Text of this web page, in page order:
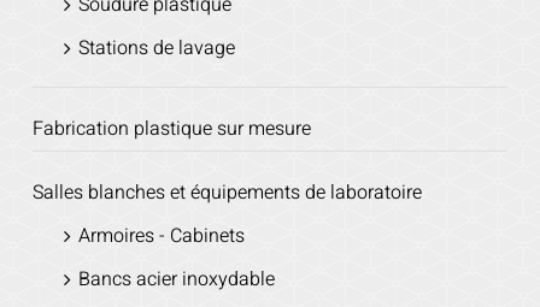
Stations de lavage
Fabrication plastique sur mesure
Salles blanches et équipements de laboratoire
Armoires - Cabinets
Bancs acier inoxydable